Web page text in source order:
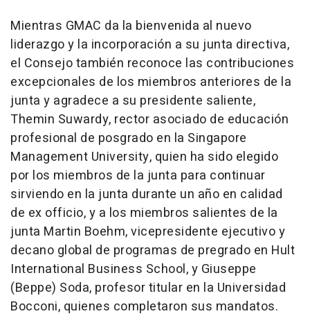
Mientras GMAC da la bienvenida al nuevo
liderazgo y la incorporación a su junta directiva,
el Consejo también reconoce las contribuciones
excepcionales de los miembros anteriores de la
junta y agradece a su presidente saliente,
Themin Suwardy, rector asociado de educación
profesional de posgrado en la Singapore
Management University, quien ha sido elegido
por los miembros de la junta para continuar
sirviendo en la junta durante un año en calidad
de ex officio, y a los miembros salientes de la
junta Martin Boehm, vicepresidente ejecutivo y
decano global de programas de pregrado en Hult
International Business School, y Giuseppe
(Beppe) Soda, profesor titular en la Universidad
Bocconi, quienes completaron sus mandatos.